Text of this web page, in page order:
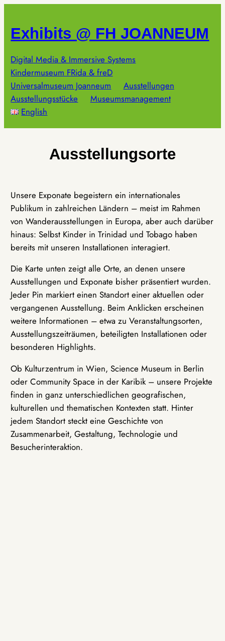
springen
Exhibits @ FH JOANNEUM
Digital Media & Immersive Systems
Kindermuseum FRida & freD
Universalmuseum Joanneum
Ausstellungen
Ausstellungsstücke
Museumsmanagement
English
Ausstellungsorte
Unsere Exponate begeistern ein internationales
Publikum in zahlreichen Ländern – meist im Rahmen
von Wanderausstellungen in Europa, aber auch darüber
hinaus: Selbst Kinder in Trinidad und Tobago haben
bereits mit unseren Installationen interagiert.
Die Karte unten zeigt alle Orte, an denen unsere
Ausstellungen und Exponate bisher präsentiert wurden.
Jeder Pin markiert einen Standort einer aktuellen oder
vergangenen Ausstellung. Beim Anklicken erscheinen
weitere Informationen – etwa zu Veranstaltungsorten,
Ausstellungszeiträumen, beteiligten Installationen oder
besonderen Highlights.
Ob Kulturzentrum in Wien, Science Museum in Berlin
oder Community Space in der Karibik – unsere Projekte
finden in ganz unterschiedlichen geografischen,
kulturellen und thematischen Kontexten statt. Hinter
jedem Standort steckt eine Geschichte von
Zusammenarbeit, Gestaltung, Technologie und
Besucherinteraktion.